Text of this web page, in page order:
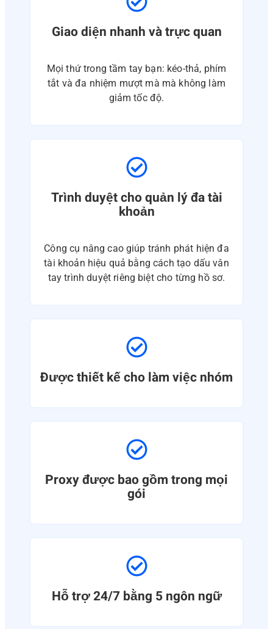
Giao diện nhanh và trực quan
Mọi thứ trong tầm tay bạn: kéo-thả, phím
tắt và đa nhiệm mượt mà mà không làm
giảm tốc độ.
Trình duyệt cho quản lý đa tài
khoản
Công cụ nâng cao giúp tránh phát hiện đa
tài khoản hiệu quả bằng cách tạo dấu vân
tay trình duyệt riêng biệt cho từng hồ sơ.
Được thiết kế cho làm việc nhóm
Proxy được bao gồm trong mọi
gói
Hỗ trợ 24/7 bằng 5 ngôn ngữ